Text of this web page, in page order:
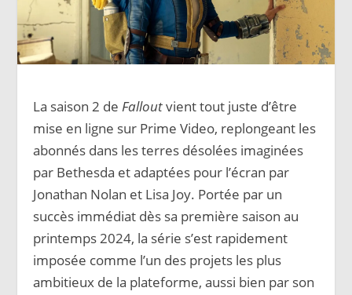
La saison 2 de Falloutvient tout juste d’être
mise en ligne sur Prime Video, replongeant les
abonnés dans les terres désolées imaginées
par Bethesda et adaptées pour l’écran par
Jonathan Nolan et Lisa Joy. Portée par un
succès immédiat dès sa première saison au
printemps 2024, la série s’est rapidement
imposée comme l’un des projets les plus
ambitieux de la plateforme, aussi bien par son